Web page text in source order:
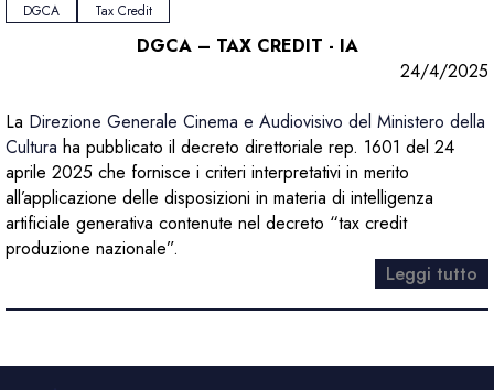
DGCA
Tax Credit
DGCA – TAX CREDIT - IA
24/4/2025
La Direzione Generale Cinema e Audiovisivo del Ministero della
Cultura ha pubblicato il decreto direttoriale rep. 1601 del 24
aprile 2025 che fornisce i criteri interpretativi in merito
all’applicazione delle disposizioni in materia di intelligenza
artificiale generativa contenute nel decreto “tax credit
produzione nazionale”.
Leggi tutto